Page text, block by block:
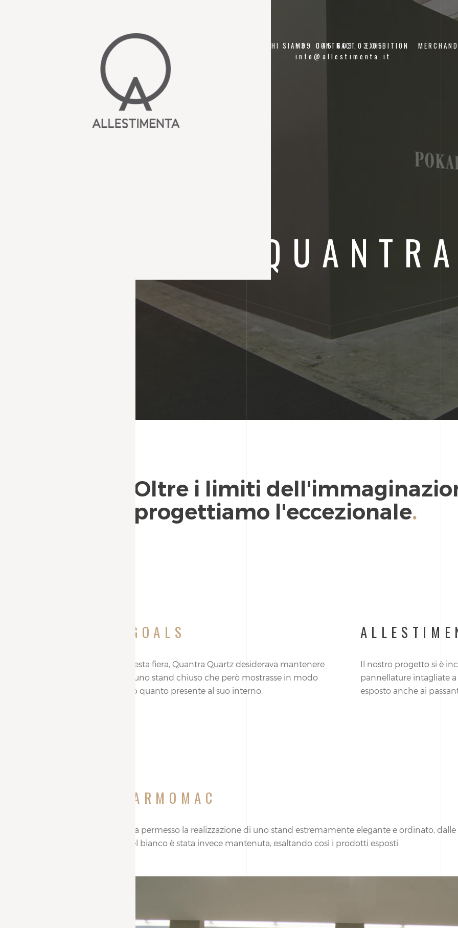
+39 045 609.03.05
info@allestimenta.it
CHI SIAMO CONTRACT EXHIBITION
Oltre i limiti
progettiamo l'eccezionale.
GOALS
In occasione di questa fiera, Quantra Quartz desiderava mantenere
il proprio stile con uno stand chiuso che però mostrasse in modo
elegante e raffinato quanto presente al suo interno.
Il nostro progetto si è
pannellature intagliate
esposto anche ai